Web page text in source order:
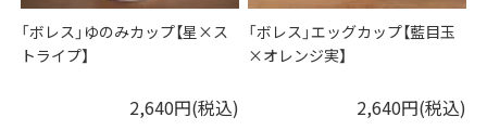
「ボレス」ゆのみカップ【星×ス
トライプ】
2,640円(税込)
「ボレス」エッグカップ【藍目玉
×オレンジ実】
2,640円(税込)